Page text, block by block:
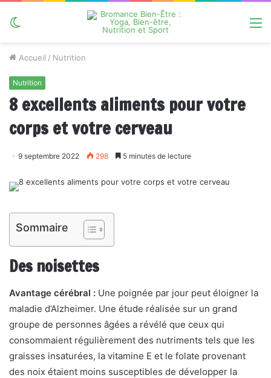
Accueil / Nutrition
Nutrition
8 excellents aliments pour votre
corps et votre cerveau
9 septembre 2022 298 5 minutes de lecture
Sommaire
Des noisettes
Avantage cérébral : Une poignée par jour peut éloigner la
maladie d’Alzheimer. Une étude réalisée sur un grand
groupe de personnes âgées a révélé que ceux qui
consommaient régulièrement des nutriments tels que les
graisses insaturées, la vitamine E et le folate provenant
des noix étaient moins susceptibles de développer la